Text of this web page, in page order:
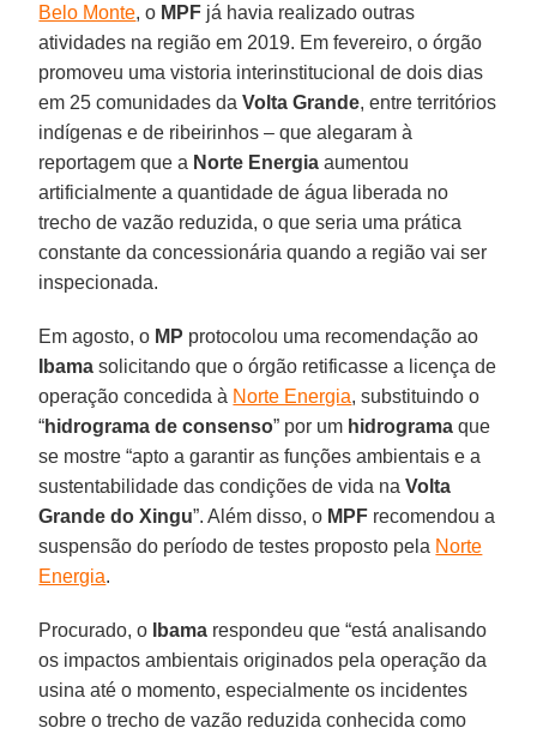
Belo Monte, o MPF já havia realizado outras
atividades na região em 2019. Em fevereiro, o órgão
promoveu uma vistoria interinstitucional de dois dias
em 25 comunidades daVolta Grande, entre territórios
indígenas e de ribeirinhos – que alegaram à
reportagem que a Norte Energia aumentou
artificialmente a quantidade de água liberada no
trecho de vazão reduzida, o que seria uma prática
constante da concessionária quando a região vai ser
inspecionada.
Em agosto, o MP protocolou uma recomendação ao
Ibama solicitando que o órgão retificasse a licença de
operação concedida à Norte Energia, substituindo o
“hidrograma de consenso” por um hidrograma que
se mostre “apto a garantir as funções ambientais e a
sustentabilidade das condições de vida naVolta
Grande do Xingu”. Além disso, o MPF recomendou a
suspensão do período de testes proposto pela Norte
Energia.
Procurado, o Ibama respondeu que “está analisando
os impactos ambientais originados pela operação da
usina até o momento, especialmente os incidentes
sobre o trecho de vazão reduzida conhecida como